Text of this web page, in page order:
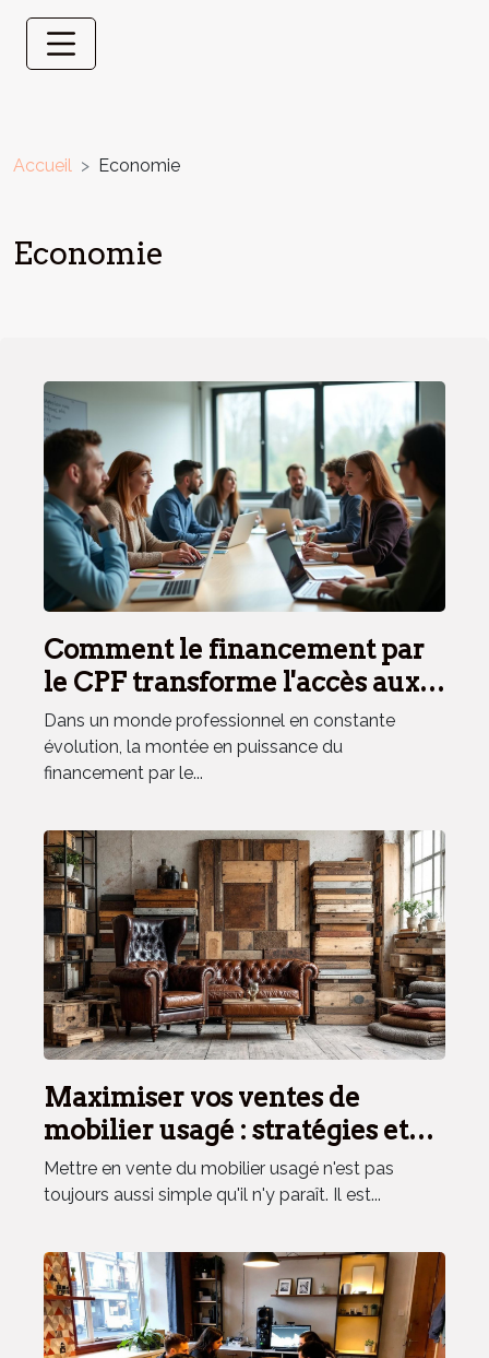
Accueil Economie
Economie
Comment le financement par
le CPF transforme l'accès aux
formations professionnelles ?
Dans un monde professionnel en constante
évolution, la montée en puissance du
financement par le...
Maximiser vos ventes de
mobilier usagé : stratégies et
astuces
Mettre en vente du mobilier usagé n'est pas
toujours aussi simple qu'il n'y paraît. Il est...